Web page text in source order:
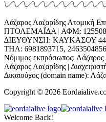
Λάζαρος Λαζαρίδης Ατομική
ΠΤΟΛΕΜΑΪΔΑ | ΑΦΜ:
ΔΙΕΥΘΥΝΣΗ: ΚΑΥΚΑΣΟΥ
ΤΗΛ: 6981893715,
Νόμιμος εκπρόσωπος: Λάζαρος
Λάζαρος Λαζαρίδης |
Δικαιούχος (domain name):
Copyright © 2026
Welcome Back!